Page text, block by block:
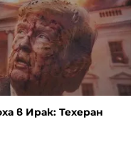
в Ирак: Техеран